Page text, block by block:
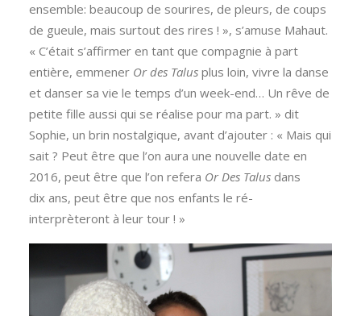
ensemble: beaucoup de sourires, de pleurs, de coups
de gueule, mais surtout des rires ! », s’amuse Mahaut.
« C’était s’affirmer en tant que compagnie à part
entière, emmener Or des Talus plus loin, vivre la danse
et danser sa vie le temps d’un week-end… Un rêve de
petite fille aussi qui se réalise pour ma part. » dit
Sophie, un brin nostalgique, avant d’ajouter : « Mais qui
sait ? Peut être que l’on aura une nouvelle date en
2016, peut être que l’on refera Or Des Talus dans
dix ans, peut être que nos enfants le ré-
interprèteront à leur tour ! »